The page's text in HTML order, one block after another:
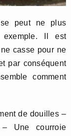
peut ne plus
exemple. Il est
casse pour ne
par conséquent
comment
de douilles –
Une courroie